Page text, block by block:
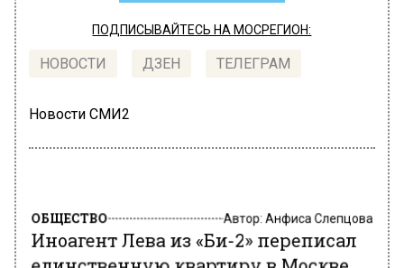
ПОДПИСЫВАЙТЕСЬ НА МОСРЕГИОН:
НОВОСТИ ДЗЕН ТЕЛЕГРАМ
Новости СМИ2
Иноагент Лева из «Би-2» переписал
единственную квартиру в Москве